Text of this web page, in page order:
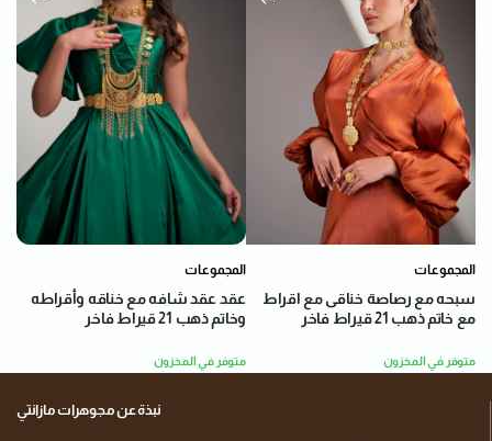
المجموعات
عقد عقد شافه مع خناقه وأقراطه
وخاتم ذهب 21 قيراط فاخر
متوفر في المخزون
المجموعات
سبحه مع رصاصة خناقى مع اقراط
مع خاتم ذهب 21 قيراط فاخر
متوفر في المخزون
نبذة عن مجوهرات مازانتي